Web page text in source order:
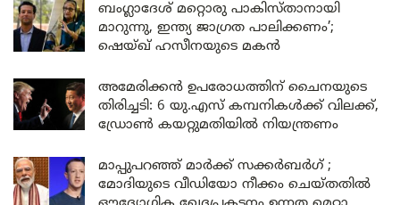
ബംഗ്ലാദേശ് മറ്റൊരു പാകിസ്താനായി
മാറുന്നു, ഇന്ത്യ ജാഗ്രത പാലിക്കണം’;
ഷെയ്ഖ് ഹസീനയുടെ മകൻ
അമേരിക്കൻ ഉപരോധത്തിന് ചൈനയുടെ
തിരിച്ചടി: 6 യു.എസ് കമ്പനികൾക്ക് വിലക്ക്,
ഡ്രോൺ കയറ്റുമതിയിൽ നിയന്ത്രണം
മാപ്പുപറഞ്ഞ് മാർക്ക് സക്കർബർഗ് ;
മോദിയുടെ വീഡിയോ നീക്കം ചെയ്തതിൽ